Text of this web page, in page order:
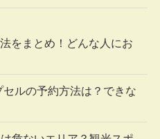
をまとめ！どんな人にお
セルの予約方法は？できな